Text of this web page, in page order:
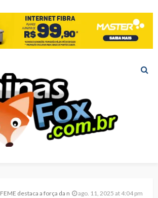
FEME destaca a força da mulher empreendedora mineira
ago. 11, 2025 at 4:04 pm